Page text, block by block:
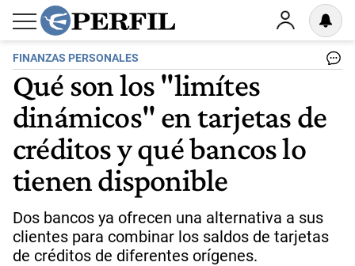
FINANZAS PERSONALES
Qué son los "limítes
dinámicos" en tarjetas de
créditos y qué bancos lo
tienen disponible
Dos bancos ya ofrecen una alternativa a sus
clientes para combinar los saldos de tarjetas
de créditos de diferentes orígenes.